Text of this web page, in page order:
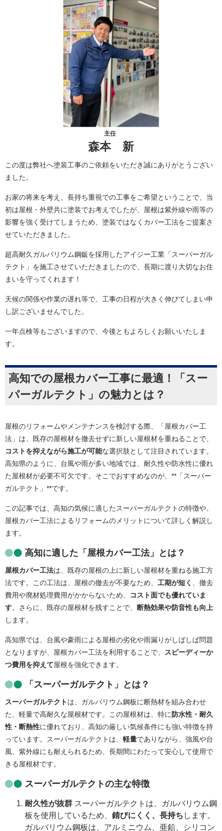
主任
森本 新
この度は弊社へ塗装工事のご依頼をいただき誠にありがとうござい
ました。
お家の将来を考え、長持ち重視での工事をご希望ということで、当
初は屋根・外壁共に塗装でお考えでしたが、屋根は紫外線や雨等の
影響を強く受けてしまうため、塗装ではなくカバー工法をご提案さ
せていただきました。
超高耐久ガルバリウム鋼鈑を採用したアイジー工業「スーパーガル
テクト」を施工させていただきましたので、長期に渡り大切なお住
まいを守ってくれます！
天候の関係や作業の遅れ等で、工事の日程が大きく伸びてしまい申
し訳ございませんでした。
一年点検等もございますので、今後ともよろしくお願いいたしま
す。
高知での屋根カバー工事に最適！「スー
パーガルテクト」の魅力とは？
屋根のリフォームやメンテナンスを検討する際、「屋根カバー工
法」は、既存の屋根材を撤去せずに新しい屋根材を重ねることで、
コストを抑えながら施工が可能な選択肢として注目されています。
高知県のように、台風や雨が多い地域では、耐久性や防水性に優れ
た屋根材が必要不可欠です。そこでおすすめなのが、**「スーパー
ガルテクト」**です。
この記事では、高知の気候に適したスーパーガルテクトの特徴や、
屋根カバー工法によるリフォームのメリットについて詳しく解説し
ます。
高知に適した「屋根カバー工法」とは？
屋根カバー工法は、既存の屋根の上に新しい屋根材を重ねる施工方
法です。この工法は、屋根の撤去が不要なため、 工期が短く
、撤去
費用や廃材処理費用がかからないため、
コスト面でも優れていま
す。さらに、既存の屋根材を残すことで、
断熱効果や防音性も向上
します。
高知県では、台風や豪雨による屋根の劣化や雨漏りがしばしば問題
となりますが、屋根カバー工法を利用することで、
スピーディーか
つ費用を抑えて屋根を強化できます。
「スーパーガルテクト」とは？
スーパーガルテクトは、ガルバリウム鋼板に断熱材を組み合わせ
た、軽量で高耐久な屋根材です。この屋根材は、特に 防水性・耐久
性・断熱性に優れており、高知の厳しい気候条件にも強い特徴を持
っています。スーパーガルテクトは、 軽量でありながら、強風や台
風、紫外線にも耐えられるため、長期間にわたって安心して使用で
きる屋根材です。
スーパーガルテクトの主な特徴
耐久性が抜群 スーパーガルテクトは、ガルバリウム鋼
板を使用しているため、 錆びにくく、長持ち します。
ガルバリウム鋼板は、アルミニウム、亜鉛、シリコン